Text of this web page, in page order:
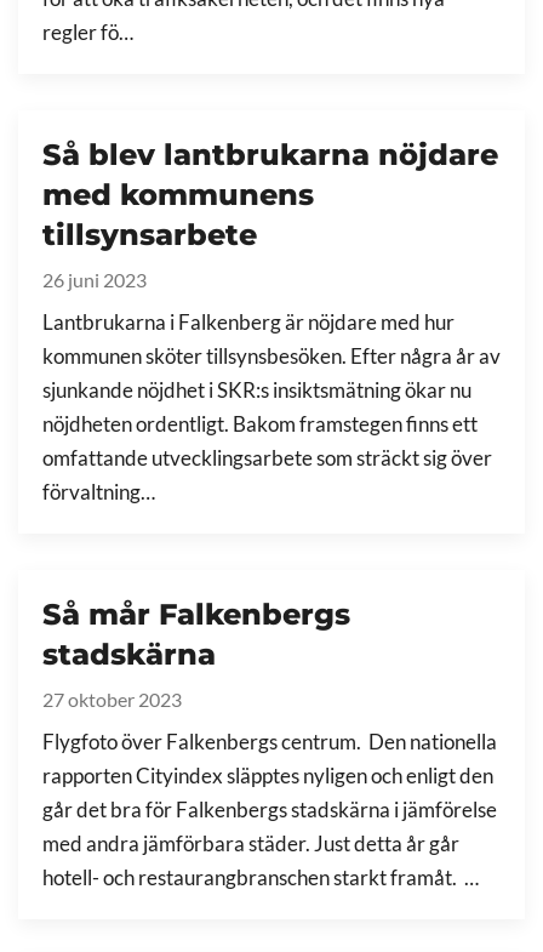
regler fö…
Så blev lantbrukarna nöjdare
med kommunens
tillsynsarbete
26 juni 2023
Lantbrukarna i Falkenberg är nöjdare med hur
kommunen sköter tillsynsbesöken. Efter några år av
sjunkande nöjdhet i SKR:s insiktsmätning ökar nu
nöjdheten ordentligt. Bakom framstegen finns ett
omfattande utvecklingsarbete som sträckt sig över
förvaltning…
Så mår Falkenbergs
stadskärna
27 oktober 2023
Flygfoto över Falkenbergs centrum. Den nationella
rapporten Cityindex släpptes nyligen och enligt den
går det bra för Falkenbergs stadskärna i jämförelse
med andra jämförbara städer. Just detta år går
hotell- och restaurangbranschen starkt framåt. …